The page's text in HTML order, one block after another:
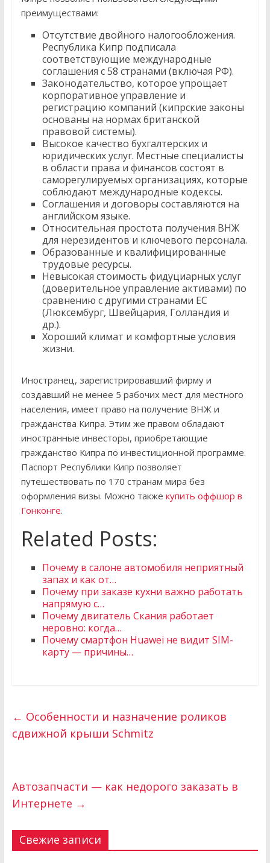
преимуществами:
Отсутствие двойного налогообложения.
Республика Кипр подписала
соответствующие международные
соглашения с 58 странами (включая РФ).
Законодательство, которое упрощает
корпоративное управление и
регистрацию компаний (кипрские законы
основаны на нормах британской
правовой системы).
Высокое качество бухгалтерских и
юридических услуг. Местные специалисты
в области права и финансов состоят в
саморегулируемых организациях, которые
соблюдают международные кодексы.
Соглашения и договоры составляются на
английском языке.
Относительная простота получения ВНЖ
для нерезидентов и ключевого персонала.
Образованные и квалифицированные
трудовые ресурсы.
Невысокая стоимость фидуциарных услуг
(доверительное управление активами) по
сравнению с другими странами ЕС
(Люксембург, Швейцария, Голландия и
др.).
Хороший климат и комфортные условия
жизни.
Иностранец, зарегистрировавший фирму и
создавший не менее 5 рабочих мест для местного
населения, имеет право на получение ВНЖ и
гражданства Кипра. Этим же правом обладают
иностранные инвесторы, приобретающие
гражданство Кипра по инвестиционной программе.
Паспорт Республики Кипр позволяет
путешествовать по 170 странам мира без
оформления визы. Можно также купить оффшор в
Гонконге.
Related Posts:
Почему в салоне автомобиля неприятный
запах и как от…
Почему при заказе кухни важно работать
напрямую с…
Почему двигатель Скания работает
неровно: когда…
Почему смартфон Huawei не видит SIM-
карту — причины…
← Особенности и назначение роликов
сдвижной крыши Schmitz
Автозапчасти — как недорого заказать в
Интернете →
Свежие записи